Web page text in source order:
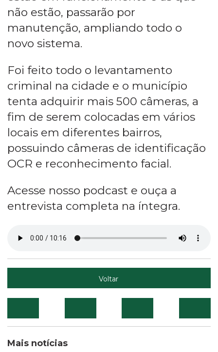
não estão, passarão por
manutenção, ampliando todo o
novo sistema.
Foi feito todo o levantamento
criminal na cidade e o município
tenta adquirir mais 500 câmeras, a
fim de serem colocadas em vários
locais em diferentes bairros,
possuindo câmeras de identificação
OCR e reconhecimento facial.
Acesse nosso podcast e ouça a
entrevista completa na íntegra.
Voltar
Mais notícias